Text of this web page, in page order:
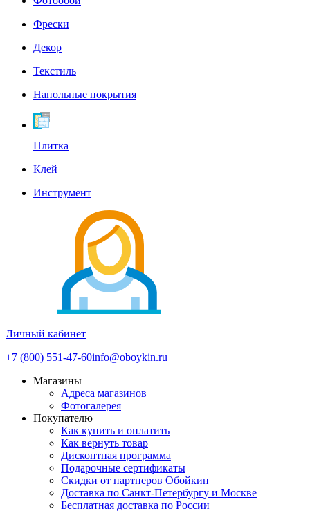
Фрески
Декор
Текстиль
Напольные покрытия
Плитка
Клей
Инструмент
Личный кабинет
+7 (800) 551-47-60info@oboykin.ru
Магазины
Адреса магазинов
Фотогалерея
Покупателю
Как купить и оплатить
Как вернуть товар
Дисконтная программа
Подарочные сертификаты
Скидки от партнеров Обойкин
Доставка по Санкт-Петербургу и Москве
Бесплатная доставка по России